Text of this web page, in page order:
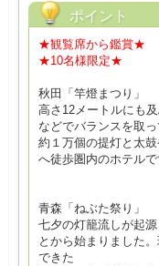
ポイント
★観覧席から鑑賞★
★10名様限定★
秋田「竿燈まつり」
高さ12メートルにも
などでバランスを取
約１万個の提灯と太
へ徒歩圏内のホテルで
青森「ねぶた祭り」
七夕の灯籠流しが起
とから始まりました
できた